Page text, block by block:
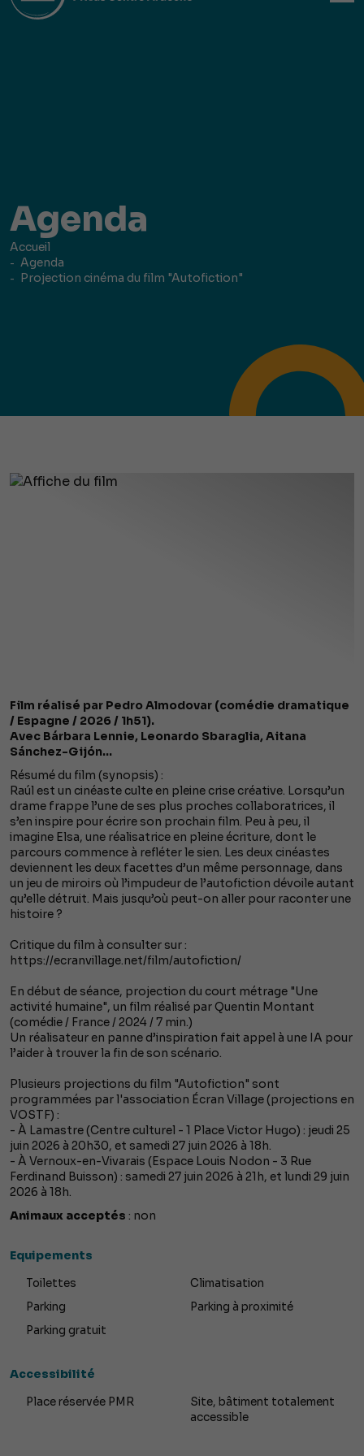
Agenda
Accueil
Agenda
Projection cinéma du film "Autofiction"
Film réalisé par Pedro Almodovar (comédie dramatique
/ Espagne / 2026 / 1h51).
Avec Bárbara Lennie, Leonardo Sbaraglia, Aitana
Sánchez-Gijón...
Résumé du film (synopsis) :
Raúl est un cinéaste culte en pleine crise créative. Lorsqu’un
drame frappe l’une de ses plus proches collaboratrices, il
s’en inspire pour écrire son prochain film. Peu à peu, il
imagine Elsa, une réalisatrice en pleine écriture, dont le
parcours commence à refléter le sien. Les deux cinéastes
deviennent les deux facettes d’un même personnage, dans
un jeu de miroirs où l’impudeur de l’autofiction dévoile autant
qu’elle détruit. Mais jusqu’où peut-on aller pour raconter une
histoire ?
Critique du film à consulter sur :
https://ecranvillage.net/film/autofiction/
En début de séance, projection du court métrage "Une
activité humaine", un film réalisé par Quentin Montant
(comédie / France / 2024 / 7 min.)
Un réalisateur en panne d’inspiration fait appel à une IA pour
l’aider à trouver la fin de son scénario.
Plusieurs projections du film "Autofiction" sont
programmées par l'association Écran Village (projections en
VOSTF) :
- À Lamastre (Centre culturel - 1 Place Victor Hugo) : jeudi 25
juin 2026 à 20h30, et samedi 27 juin 2026 à 18h.
- À Vernoux-en-Vivarais (Espace Louis Nodon - 3 Rue
Ferdinand Buisson) : samedi 27 juin 2026 à 21h, et lundi 29 juin
2026 à 18h.
Animaux acceptés : non
Equipements
Toilettes
Climatisation
Parking
Parking à proximité
Parking gratuit
Accessibilité
Place réservée PMR
Site, bâtiment totalement
accessible